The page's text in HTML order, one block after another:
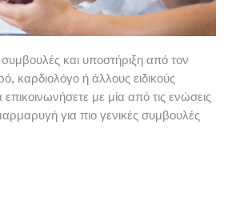
και υποστήριξη από τον
καρδιολόγο ή άλλους ειδικούς
επικοινωνήσετε με μία από τις ενώσεις
για πιο γενικές συμβουλές